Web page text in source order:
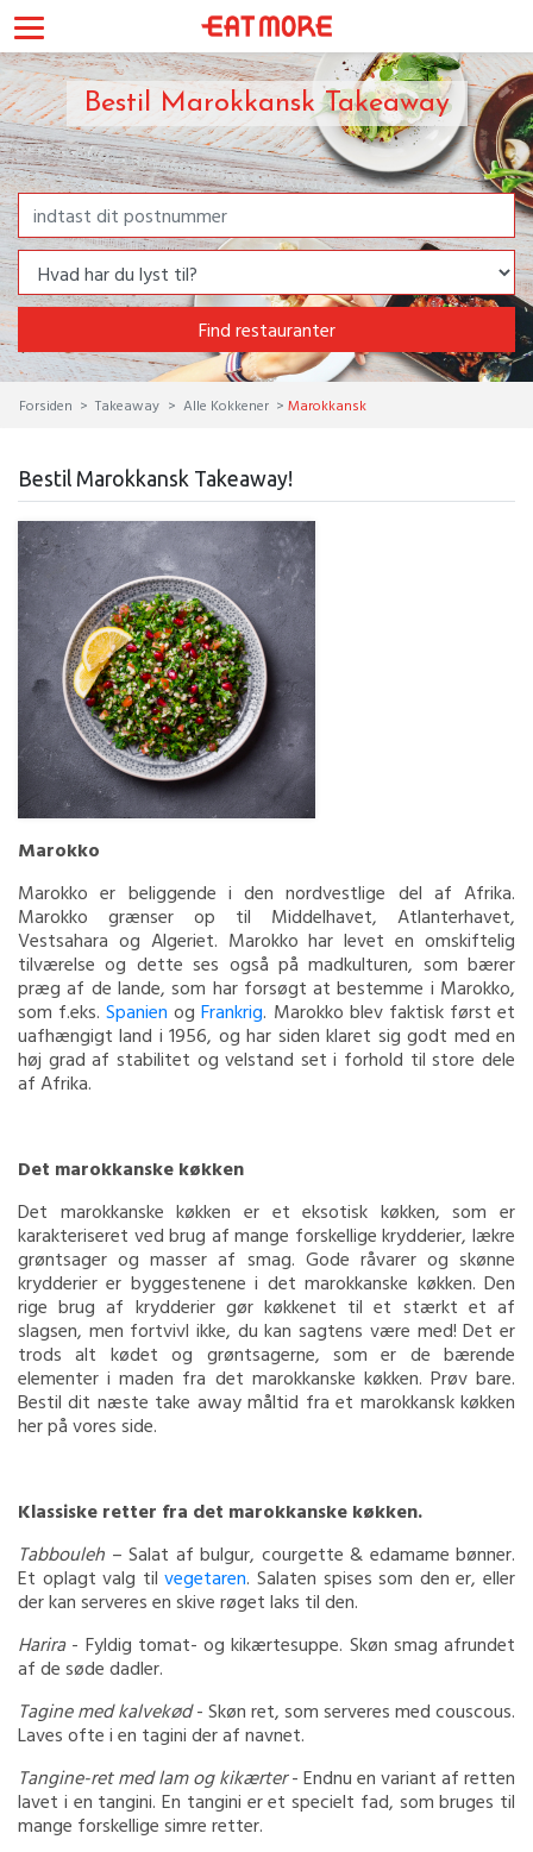
Bestil Marokkansk Takeaway
Find restauranter
Forsiden Takeaway Alle Kokkener Marokkansk
Bestil Marokkansk Takeaway!
Marokko
Marokko er beliggende i den nordvestlige del af Afrika.
Marokko grænser op til Middelhavet, Atlanterhavet,
Vestsahara og Algeriet. Marokko har levet en omskiftelig
tilværelse og dette ses også på madkulturen, som bærer
præg af de lande, som har forsøgt at bestemme i Marokko,
som f.eks.Spanien ogFrankrig. Marokko blev faktisk først et
uafhængigt land i 1956, og har siden klaret sig godt med en
høj grad af stabilitet og velstand set i forhold til store dele
af Afrika.
Det marokkanske køkken
Det marokkanske køkken er et eksotisk køkken, som er
karakteriseret ved brug af mange forskellige krydderier, lækre
grøntsager og masser af smag. Gode råvarer og skønne
krydderier er byggestenene i det marokkanske køkken. Den
rige brug af krydderier gør køkkenet til et stærkt et af
slagsen, men fortvivl ikke, du kan sagtens være med! Det er
trods alt kødet og grøntsagerne, som er de bærende
elementer i maden fra det marokkanske køkken. Prøv bare.
Bestil dit næste take away måltid fra et marokkansk køkken
her på vores side.
Klassiske retter fra det marokkanske køkken.
Tabbouleh – Salat af bulgur, courgette & edamame bønner.
Et oplagt valg tilvegetaren. Salaten spises som den er, eller
der kan serveres en skive røget laks til den.
Harira- Fyldig tomat- og kikærtesuppe. Skøn smag afrundet
af de søde dadler.
Tagine med kalvekød- Skøn ret, som serveres med couscous.
Laves ofte i en tagini der af navnet.
Tangine-ret med lam og kikærter- Endnu en variant af retten
lavet i en tangini. En tangini er et specielt fad, som bruges til
mange forskellige simre retter.